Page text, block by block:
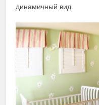
динамичный вид.